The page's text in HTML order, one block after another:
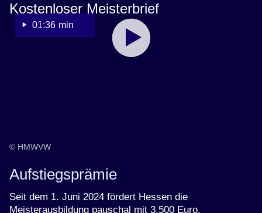
Kostenloser Meisterbrief
Youtube
Jahr
Meister
für
Hessen
:Dauer:
01:36 min
© HMWVW
Aufstiegsprämie
Seit dem 1. Juni 2024 fördert Hessen die
Meisterausbildung pauschal mit 3.500 Euro.